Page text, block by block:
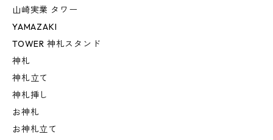
山崎実業 タワー
YAMAZAKI
TOWER 神札スタンド
神札
神札立て
神札挿し
お神札
お神札立て